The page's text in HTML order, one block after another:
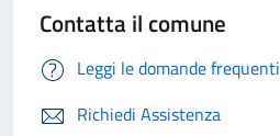
Contatta il comune
Leggi le domande frequenti
Richiedi Assistenza